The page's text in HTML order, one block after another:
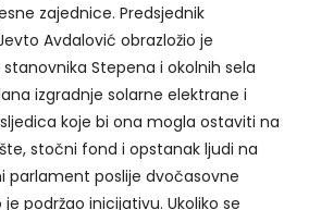
zajednice. Predsjednik
Avdalović obrazložio je
Stepena i okolnih sela
izgradnje solarne elektrane i
koje bi ona mogla ostaviti na
stočni fond i opstanak ljudi na
parlament poslije dvočasovne
podržao inicijativu. Ukoliko se